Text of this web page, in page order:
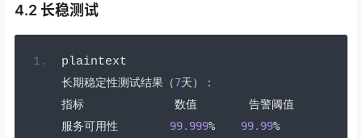
4.2 长稳测试
plaintext
长期稳定性测试结果（7天）：
指标
数值
告警阈值
服务可用性
99.999% 99.99%